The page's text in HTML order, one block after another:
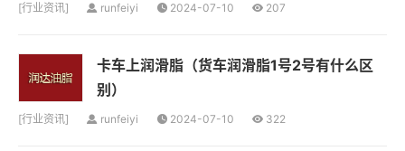
[行业资讯] runfeiyi 2024-07-10 207
卡车上润滑脂（货车润滑脂1号2号有什么区
别）
[行业资讯] runfeiyi 2024-07-10 322